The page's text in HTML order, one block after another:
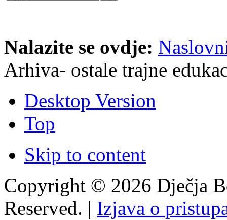
Nalazite se ovdje:
Arhiva- ostale trajne
Desktop Version
Top
Skip to content
Copyright © 2026 Dječja
Reserved. | Izjava o